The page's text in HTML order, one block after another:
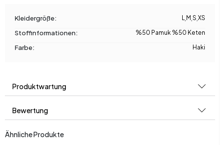
Kleidergröße: L M S XS
Stoffinformationen: %50 Pamuk %50 Keten
Farbe: Haki
Produktwartung
Bewertung
Ähnliche Produkte